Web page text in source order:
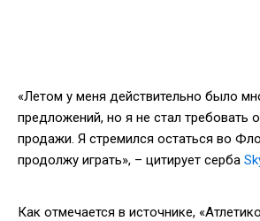
«Летом у меня действительно было
предложений, но я не стал требовать
продажи. Я стремился остаться во
продолжу играть», – цитирует серба
Как отмечается в источнике,